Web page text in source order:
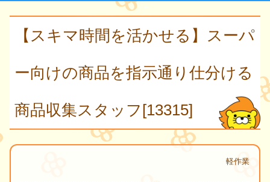
【スキマ時間を活かせる】スーパ
ー向けの商品を指示通り仕分ける
商品収集スタッフ[13315]
軽作業